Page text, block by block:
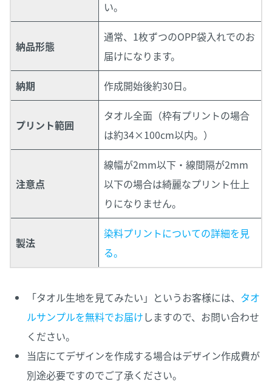
い。
納品形態
通常、1枚ずつのOPP袋入れでのお
届けになります。
納期 作成開始後約30日。
プリント範囲
タオル全面（枠有プリントの場合
は約34×100cm以内。）
注意点
線幅が2mm以下・線間隔が2mm
以下の場合は綺麗なプリント仕上
りになりません。
製法
染料プリントについての詳細を見
る。
「タオル生地を見てみたい」というお客様には、 タオ
ルサンプルを無料でお届けしますので、お問い合わせ
ください。
当店にてデザインを作成する場合はデザイン作成費が
別途必要ですのでご了承ください。